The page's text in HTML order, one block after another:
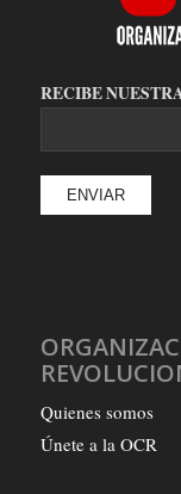
RECIBE
Quienes somos
Únete a la OCR